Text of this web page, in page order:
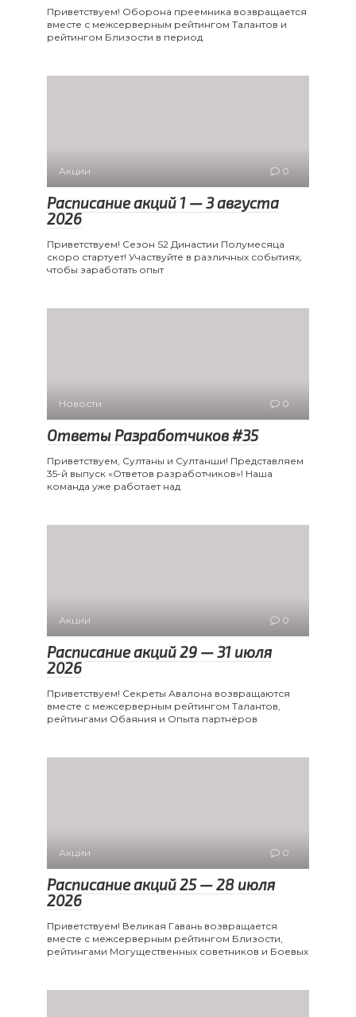
Приветствуем! Оборона преемника возвращается
вместе с межсерверным рейтингом Талантов и
рейтингом Близости в период
Акции 0
Расписание акций 1 — 3 августа
2026
Приветствуем! Сезон S2 Династии Полумесяца
скоро стартует! Участвуйте в различных событиях,
чтобы заработать опыт
Новости 0
Ответы Разработчиков #35
Приветствуем, Султаны и Султанши! Представляем
35-й выпуск «Ответов разработчиков»! Наша
команда уже работает над
Акции 0
Расписание акций 29 — 31 июля
2026
Приветствуем! Секреты Авалона возвращаются
вместе с межсерверным рейтингом Талантов,
рейтингами Обаяния и Опыта партнёров
Акции 0
Расписание акций 25 — 28 июля
2026
Приветствуем! Великая Гавань возвращается
вместе с межсерверным рейтингом Близости,
рейтингами Могущественных советников и Боевых